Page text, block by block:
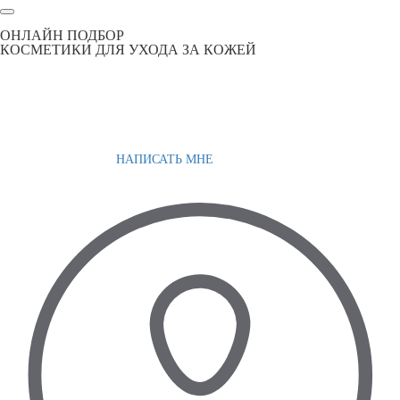
ОНЛАЙН ПОДБОР
КОСМЕТИКИ ДЛЯ УХОДА ЗА КОЖЕЙ
НАПИСАТЬ МНЕ